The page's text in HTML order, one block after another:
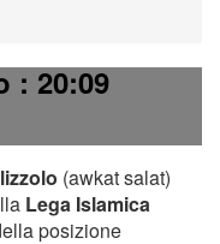
: 20:09
(awkat salat)
Lega Islamica
posizione